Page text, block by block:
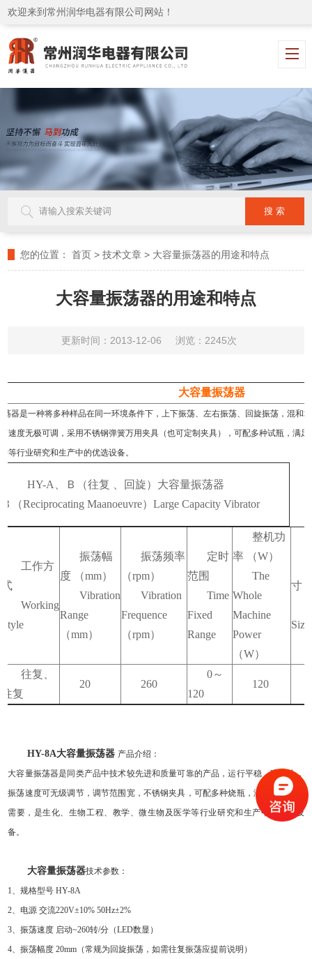
欢迎来到常州润华电器有限公司网站！
您的位置： 首页 >技术文章 > 大容量振荡器的用途和特点
大容量振荡器的用途和特点
更新时间：2013-12-06 浏览：2245次
大容量振荡器
荡器是一种将多种样品在同一环境条件下，上下振荡、左右振荡、回旋振荡，混和
速度无极可调，采用不锈钢弹簧万用夹具（也可定制夹具），可配多种试瓶，满
等行业研究和生产中的优选设备。
HY-A 、Ｂ（往复 、回旋）大容量振荡器
Ｂ（Reciprocating Maanoeuvre）Large Capacity Vibrator
工作方
式
Working
Style
振荡幅
度 （mm）
Vibration
Range
（mm）
振荡频率
（rpm）
Vibration
Frequence
（rpm）
定时
范围
Time
Fixed
Range
整机功
率 （W）
The
Whole
Machine
Power
（W）
寸
往复、
往复
20 260
0～
120
120
HY-8A大容量振荡器 产品介绍：
大容量振荡器是同类产品中技术较先进和质量可靠的产品，运行平稳，噪音小，
振荡速度可无级调节，调节范围宽，不锈钢夹具，可配多种烧瓶，满足不同客户
需要，是生化、生物工程、教学、微生物及医学等行业研究和生产中的优选设
备。
大容量振荡器技术参数：
1
、规格型号 HY-8A
2 、电源 交流220V±10% 50Hz±2%
3 、振荡速度 启动~260转/分（LED数显）
4 、振荡幅度 20mm （常规为回旋振荡，如需往复振荡应提前说明）